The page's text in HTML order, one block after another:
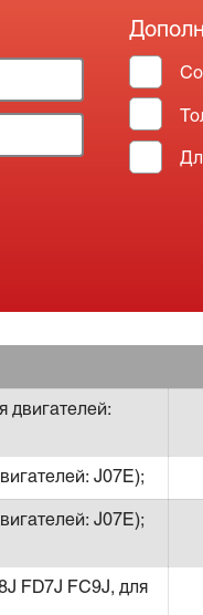
Со
двигателей:
J07E);
J07E);
FD7J FC9J, для